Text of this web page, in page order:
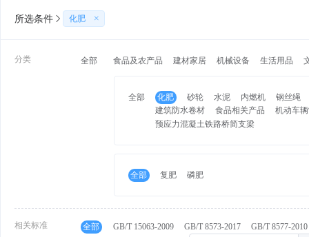
所选条件 化肥
分类 全部 食品及农产品 建材家居 机械设备 生活用品
全部 化肥 砂轮 水泥 内燃机
钢丝绳
建筑防水卷材
食品相关产品
机动车
预应力混凝土铁路桥简支梁
全部 复肥 磷肥
相关标准 全部 GB/T 15063-2009 GB/T 8573-2017
GB/T 8577-2010